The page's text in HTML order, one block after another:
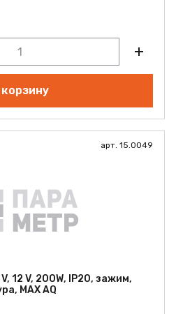
арт. 15.0049
12 V, 200W, IP20, зажим,
MAX AQ